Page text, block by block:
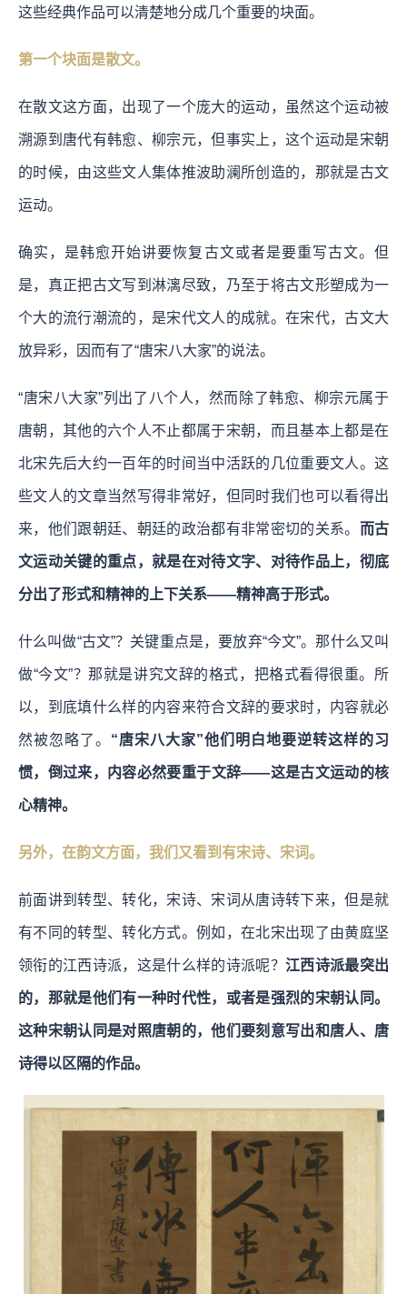
这些经典作品可以清楚地分成几个重要的块面。
第一个块面是散文。
在散文这方面，出现了一个庞大的运动，虽然这个运动被
溯源到唐代有韩愈、柳宗元，但事实上，这个运动是宋朝
的时候，由这些文人集体推波助澜所创造的，那就是古文
运动。
确实，是韩愈开始讲要恢复古文或者是要重写古文。但
是，真正把古文写到淋漓尽致，乃至于将古文形塑成为一
个大的流行潮流的，是宋代文人的成就。在宋代，古文大
放异彩，因而有了“唐宋八大家”的说法。
“唐宋八大家”列出了八个人，然而除了韩愈、柳宗元属于
唐朝，其他的六个人不止都属于宋朝，而且基本上都是在
北宋先后大约一百年的时间当中活跃的几位重要文人。这
些文人的文章当然写得非常好，但同时我们也可以看得出
来，他们跟朝廷、朝廷的政治都有非常密切的关系。 而古
文运动关键的重点，就是在对待文字、对待作品上，彻底
分出了形式和精神的上下关系——精神高于形式。
什么叫做“古文”？关键重点是，要放弃“今文”。那什么又叫
做“今文”？那就是讲究文辞的格式，把格式看得很重。所
以，到底填什么样的内容来符合文辞的要求时，内容就必
然被忽略了。 “唐宋八大家”他们明白地要逆转这样的习
惯，倒过来，内容必然要重于文辞——这是古文运动的核
心精神。
另外，在韵文方面，我们又看到有宋诗、宋词。
前面讲到转型、转化，宋诗、宋词从唐诗转下来，但是就
有不同的转型、转化方式。例如，在北宋出现了由黄庭坚
领衔的江西诗派，这是什么样的诗派呢？ 江西诗派最突出
的，那就是他们有一种时代性，或者是强烈的宋朝认同。
这种宋朝认同是对照唐朝的，他们要刻意写出和唐人、唐
诗得以区隔的作品。